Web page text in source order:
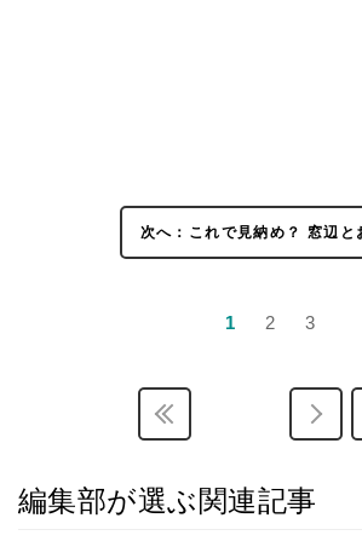
次へ：これで見納め？ 窓辺と
1 2 3
編集部が選ぶ関連記事